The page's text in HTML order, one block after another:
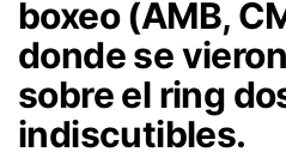
boxeo (AMB,
donde se
sobre el ring
indiscutibles.